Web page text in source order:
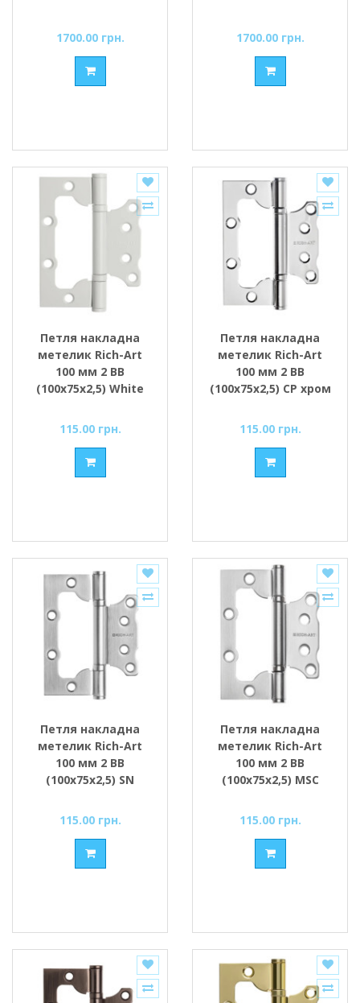
1700.00 грн. 1700.00 грн.
Петля накладна
метелик Rich-Art
100 мм 2 ВВ
(100х75х2,5) White
115.00 грн.
Петля накладна
метелик Rich-Art
100 мм 2 ВВ
(100х75х2,5) СР хром
115.00 грн.
Петля накладна
метелик Rich-Art
100 мм 2 ВВ
(100х75х2,5) SN
115.00 грн.
Петля накладна
метелик Rich-Art
100 мм 2 ВВ
(100х75х2,5) MSC
115.00 грн.